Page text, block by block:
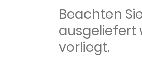
Beachten
ausgeliefert
vorliegt.